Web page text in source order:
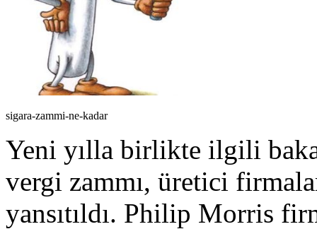
sigara-zammi-ne-kadar
Yeni yılla birlikte ilgili
vergi zammı, üretici
yansıtıldı. Philip Morris